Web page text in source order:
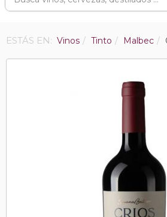
ESTÁS EN: Vinos Tinto Malbec